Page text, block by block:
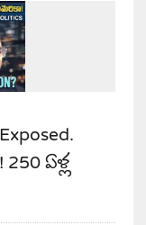
ఏళ్ల